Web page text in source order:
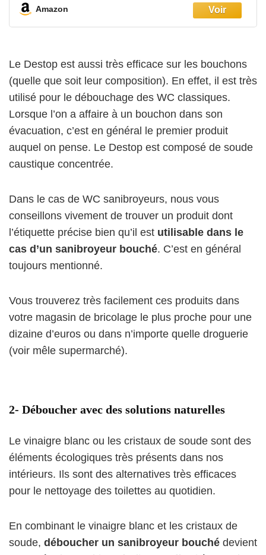
Amazon
Le Destop est aussi très efficace sur les bouchons
(quelle que soit leur composition). En effet, il est très
utilisé pour le débouchage des WC classiques.
Lorsque l’on a affaire à un bouchon dans son
évacuation, c’est en général le premier produit
auquel on pense. Le Destop est composé de soude
caustique concentrée.
Dans le cas de WC sanibroyeurs, nous vous
conseillons vivement de trouver un produit dont
l’étiquette précise bien qu’il est utilisable dans le
cas d’un sanibroyeur bouché. C’est en général
toujours mentionné.
Vous trouverez très facilement ces produits dans
votre magasin de bricolage le plus proche pour une
dizaine d’euros ou dans n’importe quelle droguerie
(voir mêle supermarché).
2- Déboucher avec des solutions naturelles
Le vinaigre blanc ou les cristaux de soude sont des
éléments écologiques très présents dans nos
intérieurs. Ils sont des alternatives très efficaces
pour le nettoyage des toilettes au quotidien.
En combinant le vinaigre blanc et les cristaux de
soude, déboucher un sanibroyeur bouché devient